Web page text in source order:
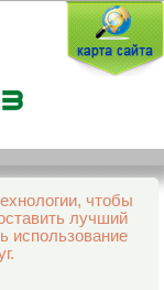
чтобы
лучший
использование